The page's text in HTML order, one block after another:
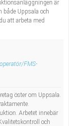
är
både Uppsala och
att arbeta med
FMS-
öster om Uppsala.
Arbetet innebär
och